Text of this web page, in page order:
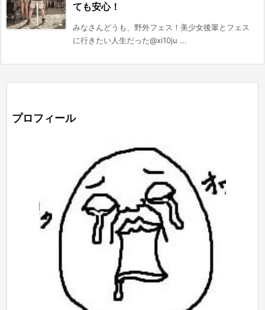
ても安心！
みなさんどうも、野外フェス！美少女後輩とフェス
に行きたい人生だった@xi10ju ...
プロフィール